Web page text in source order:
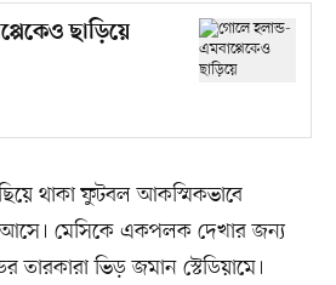
ছাড়িয়ে
থাকা ফুটবল আকস্মিকভাবে
আসে। মেসিকে একপলক দেখার জন্য
ভিড় জমান স্টেডিয়ামে।